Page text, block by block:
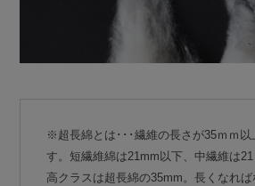
※超長綿とは･･･繊維の長さが35ｍｍ以
す。短繊維綿は21mm以下、中繊維は
高クラスは超長綿の35mm。長くなれ